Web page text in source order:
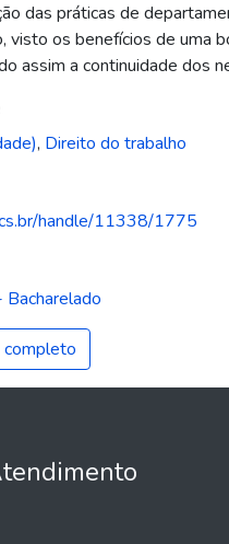
das práticas de
visto os benefícios de uma
assim a continuidade dos
, Direito do trabalho
handle/11338/1775
Bacharelado
completo